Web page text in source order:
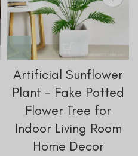
Artificial Sunflower
Plant – Fake Potted
Flower Tree for
Indoor Living Room
Home Decor